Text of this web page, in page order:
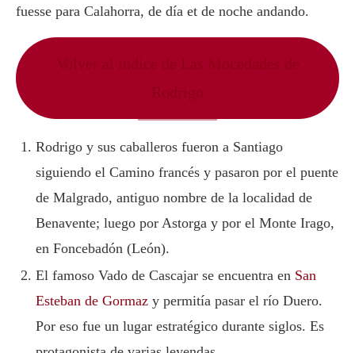
fuesse para Calahorra, de día et de noche andando.
Rodrigo y sus caballeros fueron a Santiago
siguiendo el Camino francés y pasaron por el puente
de Malgrado, antiguo nombre de la localidad de
Benavente; luego por Astorga y por el Monte Irago,
en Foncebadón (León).
El famoso Vado de Cascajar se encuentra en San
Esteban de Gormaz y permitía pasar el río Duero.
Por eso fue un lugar estratégico durante siglos. Es